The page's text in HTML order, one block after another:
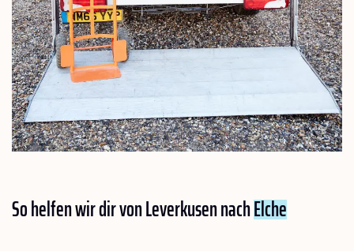
So helfen wir dir von Leverkusen nachElche